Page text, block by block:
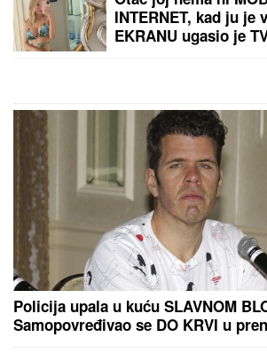
"TO MU JE MOJ
SVADBU"Jovana
Draganovoj veridbi,
VENČANJA SA
preti:"Nisam ušla u
pravim kiflice" (VIDEO)